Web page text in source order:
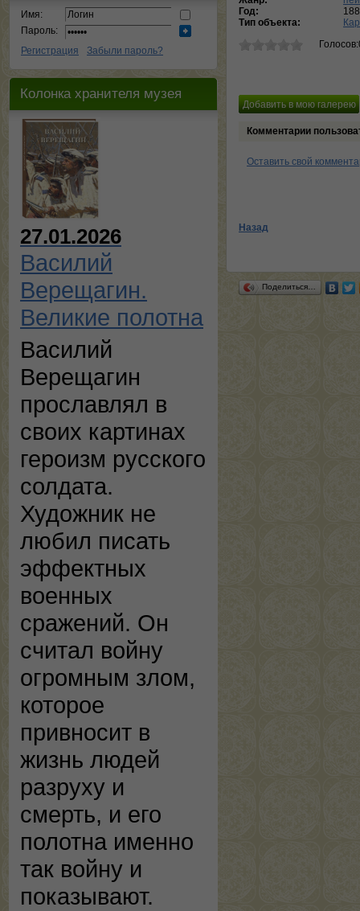
Имя:
Пароль:
Регистрация
Забыли пароль?
Колонка хранителя музея
27.01.2026
Василий
Верещагин.
Великие полотна
Василий
Верещагин
прославлял в
своих картинах
героизм русского
солдата.
Художник не
любил писать
эффектных
военных
сражений. Он
считал войну
огромным злом,
которое
привносит в
жизнь людей
разруху и
смерть, и его
полотна именно
так войну и
показывают.
Год:
Тип объекта:
Комментарии
Оставить свой
Назад
Поделиться…